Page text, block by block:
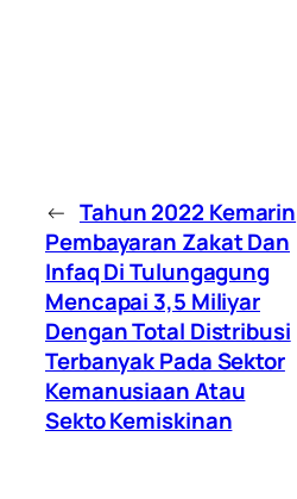
← Tahun 2022 Kemarin
Pembayaran Zakat Dan
Infaq Di Tulungagung
Mencapai 3,5 Miliyar
Dengan Total Distribusi
Terbanyak Pada Sektor
Kemanusiaan Atau
Sekto Kemiskinan